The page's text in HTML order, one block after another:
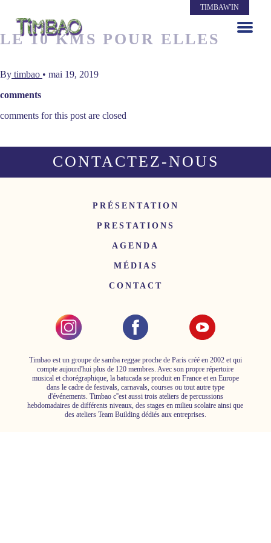
TIMBAW'IN
LE 10 KMS POUR ELLES
By timbao • mai 19, 2019
comments
comments for this post are closed
CONTACTEZ-NOUS
PRÉSENTATION
PRESTATIONS
AGENDA
MÉDIAS
CONTACT
Timbao est un groupe de samba reggae proche de Paris créé en 2002 et qui
compte aujourd'hui plus de 120 membres. Avec son propre répertoire
musical et chorégraphique, la batucada se produit en France et en Europe
dans le cadre de festivals, carnavals, courses ou tout autre type
d'événements. Timbao c''est aussi trois ateliers de percussions
hebdomadaires de différents niveaux, des stages en milieu scolaire ainsi que
des ateliers Team Building dédiés aux entreprises.